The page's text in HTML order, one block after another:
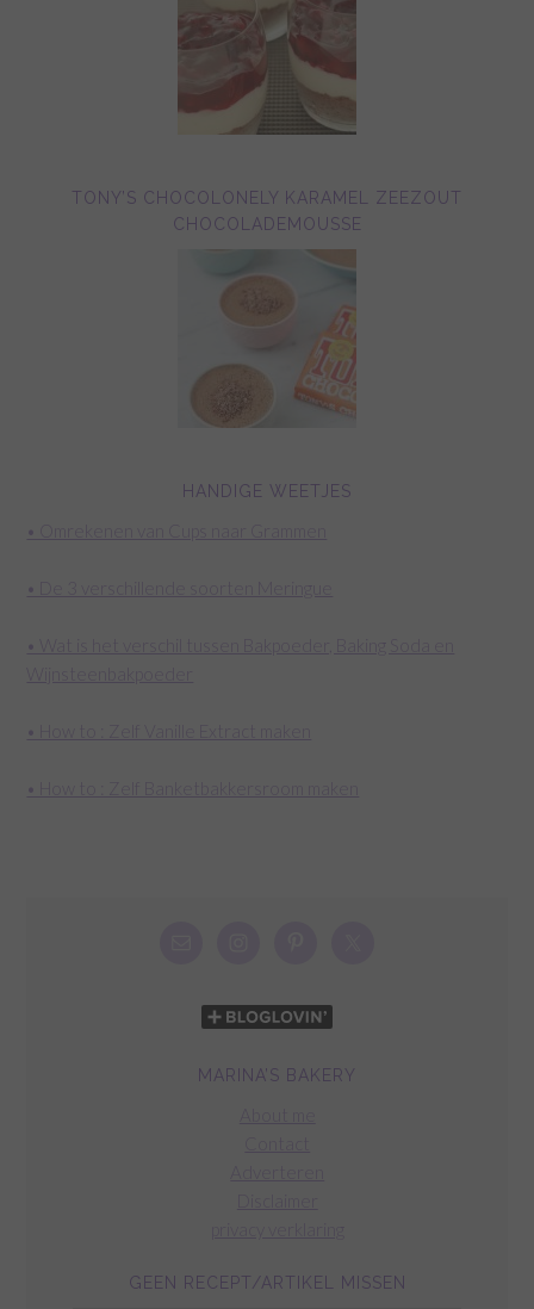
TONY’S CHOCOLONELY KARAMEL ZEEZOUT
CHOCOLADEMOUSSE
HANDIGE WEETJES
• Omrekenen van Cups naar Grammen
• De 3 verschillende soorten Meringue
• Wat is het verschil tussen Bakpoeder, Baking Soda en
• How to : Zelf Vanille Extract maken
• How to : Zelf Banketbakkersroom maken
MARINA’S BAKERY
GEEN RECEPT/ARTIKEL MISSEN